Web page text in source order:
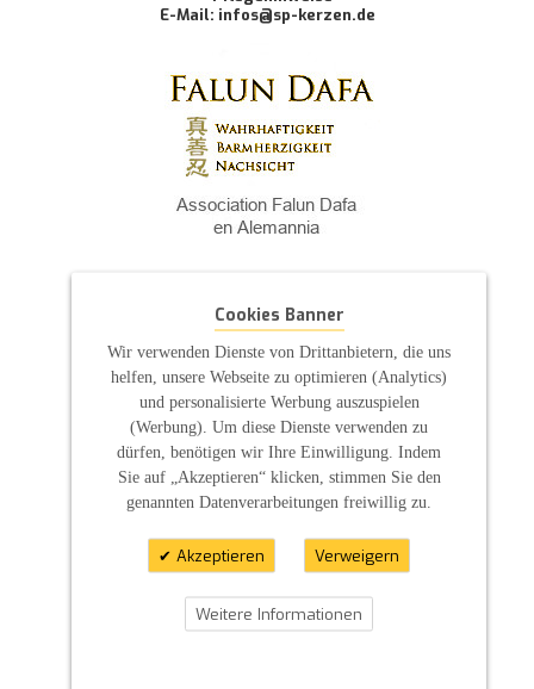
E-Mail: infos@sp-kerzen.de
Cookies Banner
Wir verwenden Dienste von Drittanbietern, die uns
helfen, unsere Webseite zu optimieren (Analytics)
und personalisierte Werbung auszuspielen
(Werbung). Um diese Dienste verwenden zu
dürfen, benötigen wir Ihre Einwilligung. Indem
Sie auf „Akzeptieren“ klicken, stimmen Sie den
genannten Datenverarbeitungen freiwillig zu.
Akzeptieren Verweigern
Weitere Informationen